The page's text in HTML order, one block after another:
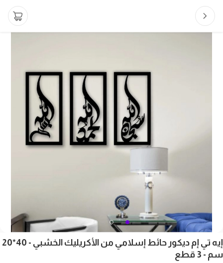
إيه تي إم ديكور حائط إسلامي من الأكريليك الخشبي - 40*20
سم - 3 قطع